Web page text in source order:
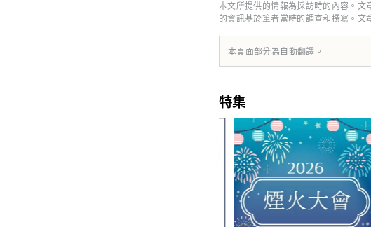
本文所提供的情報為採訪時的內容。
的資訊基於筆者當時的調查和撰寫。文
本頁面部分為自動翻譯。
特集